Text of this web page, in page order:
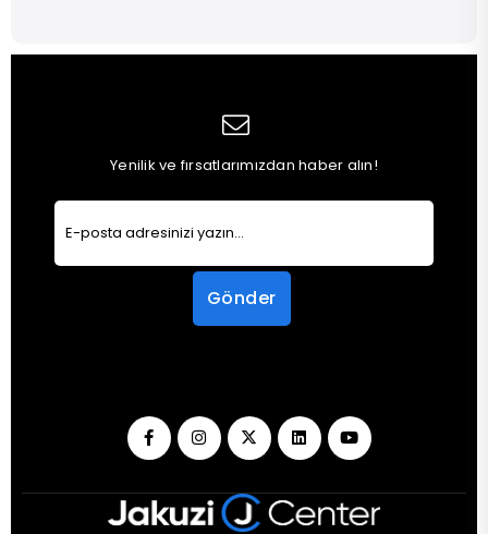
Yenilik ve fırsatlarımızdan haber alın!
Gönder